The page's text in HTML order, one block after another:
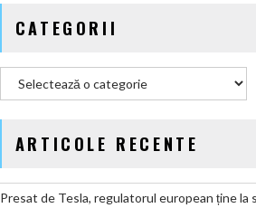
CATEGORII
ARTICOLE RECENTE
Presat de Tesla, regulatorul european ține la